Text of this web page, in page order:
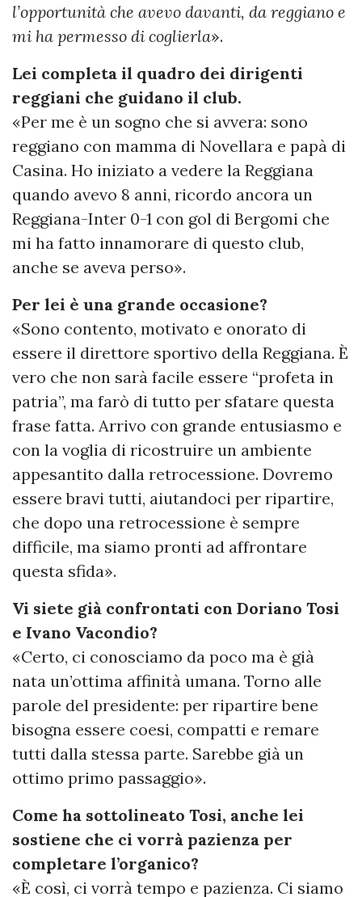
l’opportunità che avevo davanti, da reggiano e
mi ha permesso di coglierla».
Lei completa il quadro dei dirigenti
reggiani che guidano il club.
«Per me è un sogno che si avvera: sono
reggiano con mamma di Novellara e papà di
Casina. Ho iniziato a vedere la Reggiana
quando avevo 8 anni, ricordo ancora un
Reggiana-Inter 0-1 con gol di Bergomi che
mi ha fatto innamorare di questo club,
anche se aveva perso».
Per lei è una grande occasione?
«Sono contento, motivato e onorato di
essere il direttore sportivo della Reggiana. È
vero che non sarà facile essere “profeta in
patria”, ma farò di tutto per sfatare questa
frase fatta. Arrivo con grande entusiasmo e
con la voglia di ricostruire un ambiente
appesantito dalla retrocessione. Dovremo
essere bravi tutti, aiutandoci per ripartire,
che dopo una retrocessione è sempre
difficile, ma siamo pronti ad affrontare
questa sfida».
Vi siete già confrontati con Doriano Tosi
e Ivano Vacondio?
«Certo, ci conosciamo da poco ma è già
nata un’ottima affinità umana. Torno alle
parole del presidente: per ripartire bene
bisogna essere coesi, compatti e remare
tutti dalla stessa parte. Sarebbe già un
ottimo primo passaggio».
Come ha sottolineato Tosi, anche lei
sostiene che ci vorrà pazienza per
completare l’organico?
«È così, ci vorrà tempo e pazienza. Ci siamo